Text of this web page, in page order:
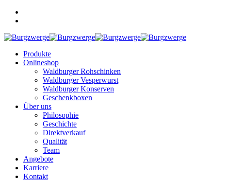
Produkte
Onlineshop
Waldburger Rohschinken
Waldburger Vesperwurst
Waldburger Konserven
Geschenkboxen
Über uns
Philosophie
Geschichte
Direktverkauf
Qualität
Team
Angebote
Karriere
Kontakt